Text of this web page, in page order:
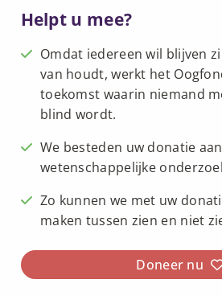
Helpt u mee?
Omdat iedereen wil blijven
van houdt, werkt het
toekomst waarin niemand
blind wordt.
We besteden uw donatie
wetenschappelijke
Zo kunnen we met uw
maken tussen zien en niet
Doneer nu